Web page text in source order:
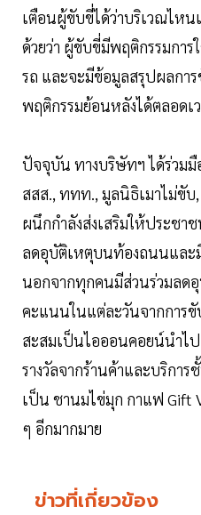
เตือนผู้ขับขี่ได้ว่าบริเวณไห
ด้วยว่า ผู้ขับขี่มีพฤติกรรมการ
รถ และจะมีข้อมูลสรุปผลกา
พฤติกรรมย้อนหลังได้ตลอดเ
ปัจจุบัน ทางบริษัทฯ ได้ร่วม
สสส., ททท., มูลนิธิเมาไม่ขับ
ผนึกกำลังส่งเสริมให้ประชา
ลดอุบัติเหตุบนท้องถนนและ
นอกจากทุกคนมีส่วนร่วมลด
คะแนนในแต่ละวันจากการ
สะสมเป็นไอออนคอยน์นำไ
รางวัลจากร้านค้าและบริการ
เป็น ชานมไข่มุก กาแฟ Gift
ๆ อีกมากมาย
ข่าวที่เกี่ยวข้อง